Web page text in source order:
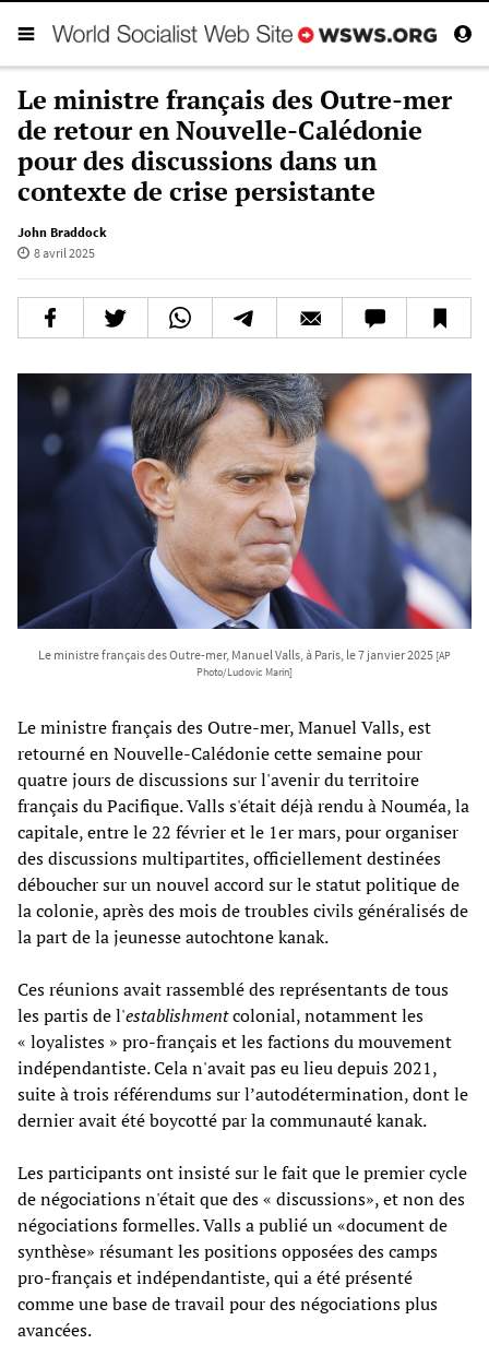
Le ministre français des Outre-mer
de retour en Nouvelle-Calédonie
pour des discussions dans un
contexte de crise persistante
John Braddock
8 avril 2025
Le ministre français des Outre-mer, Manuel Valls, à Paris, le 7 janvier 2025 [AP
Photo/Ludovic Marin]
Le ministre français des Outre-mer, Manuel Valls, est
retourné en Nouvelle-Calédonie cette semaine pour
quatre jours de discussions sur l'avenir du territoire
français du Pacifique. Valls s'était déjà rendu à Nouméa, la
capitale, entre le 22 février et le 1er mars, pour organiser
des discussions multipartites, officiellement destinées
déboucher sur un nouvel accord sur le statut politique de
la colonie, après des mois de troubles civils généralisés de
la part de la jeunesse autochtone kanak.
Ces réunions avait rassemblé des représentants de tous
les partis de l'establishmentcolonial, notamment les
« loyalistes » pro-français et les factions du mouvement
indépendantiste. Cela n'avait pas eu lieu depuis 2021,
suite à trois référendums sur l’autodétermination, dont le
dernier avait été boycotté par la communauté kanak.
Les participants ont insisté sur le fait que le premier cycle
de négociations n'était que des « discussions», et non des
négociations formelles. Valls a publié un «document de
synthèse» résumant les positions opposées des camps
pro-français et indépendantiste, qui a été présenté
comme une base de travail pour des négociations plus
avancées.